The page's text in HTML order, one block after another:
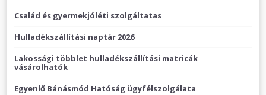
Család és gyermekjóléti szolgáltatas
Hulladékszállítási naptár 2026
Lakossági többlet hulladékszállítási matricák
vásárolhatók
Egyenlő Bánásmód Hatóság ügyfélszolgálata